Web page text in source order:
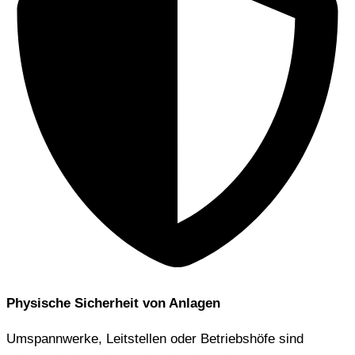
Physische Sicherheit von Anlagen
Umspannwerke, Leitstellen oder Betriebshöfe sind